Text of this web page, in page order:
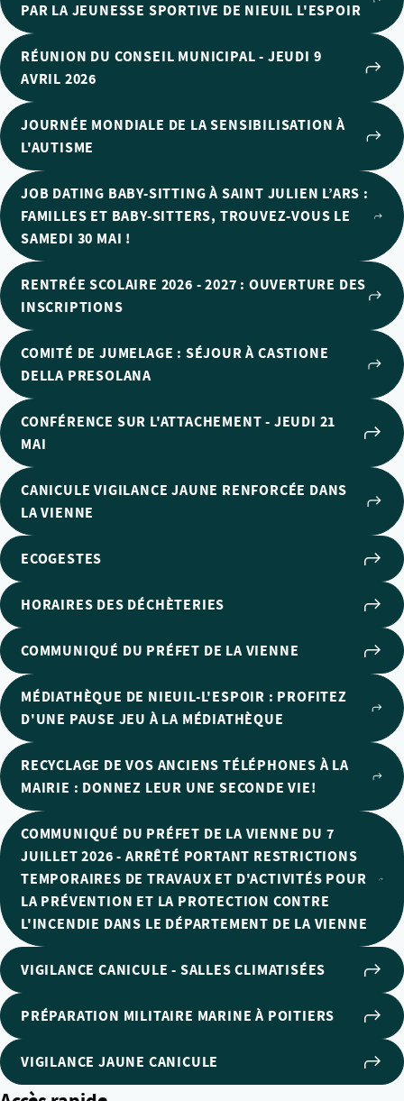
PAR LA JEUNESSE SPORTIVE DE NIEUIL L'ESPOIR
RÉUNION DU CONSEIL MUNICIPAL - JEUDI 9
AVRIL 2026
JOURNÉE MONDIALE DE LA SENSIBILISATION À
L'AUTISME
JOB DATING BABY-SITTING À SAINT JULIEN L’ARS :
FAMILLES ET BABY-SITTERS, TROUVEZ-VOUS LE
SAMEDI 30 MAI !
RENTRÉE SCOLAIRE 2026 - 2027 : OUVERTURE DES
INSCRIPTIONS
COMITÉ DE JUMELAGE : SÉJOUR À CASTIONE
DELLA PRESOLANA
CONFÉRENCE SUR L'ATTACHEMENT - JEUDI 21
MAI
CANICULE VIGILANCE JAUNE RENFORCÉE DANS
LA VIENNE
ECOGESTES
HORAIRES DES DÉCHÈTERIES
COMMUNIQUÉ DU PRÉFET DE LA VIENNE
MÉDIATHÈQUE DE NIEUIL-L'ESPOIR : PROFITEZ
D'UNE PAUSE JEU À LA MÉDIATHÈQUE
RECYCLAGE DE VOS ANCIENS TÉLÉPHONES À LA
MAIRIE : DONNEZ LEUR UNE SECONDE VIE!
COMMUNIQUÉ DU PRÉFET DE LA VIENNE DU 7
JUILLET 2026 - ARRÊTÉ PORTANT RESTRICTIONS
TEMPORAIRES DE TRAVAUX ET D'ACTIVITÉS POUR
LA PRÉVENTION ET LA PROTECTION CONTRE
L'INCENDIE DANS LE DÉPARTEMENT DE LA VIENNE
VIGILANCE CANICULE - SALLES CLIMATISÉES
PRÉPARATION MILITAIRE MARINE À POITIERS
VIGILANCE JAUNE CANICULE